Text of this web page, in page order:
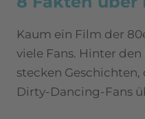
Kaum ein Film der
viele Fans. Hinter
stecken
Dirty-Dancing-Fans